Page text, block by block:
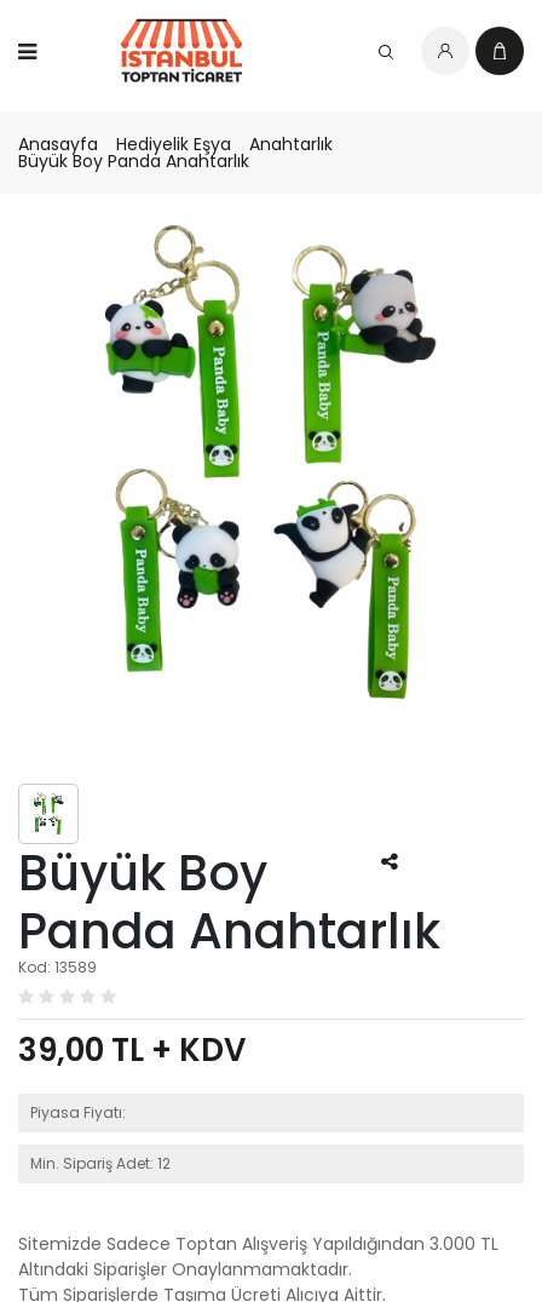
Anasayfa Hediyelik Eşya Anahtarlık
Büyük Boy Panda Anahtarlık
Büyük Boy
Panda Anahtarlık
Kod: 13589
39,00 TL + KDV
Piyasa Fiyatı:
Min. Sipariş Adet: 12
Sitemizde Sadece Toptan Alışveriş Yapıldığından 3.000 TL
Altındaki Siparişler Onaylanmamaktadır.
Tüm Siparişlerde Taşıma Ücreti Alıcıya Aittir.